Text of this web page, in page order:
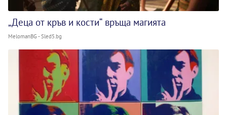
„Деца от кръв и кости“ връща магията
MelomanBG - Sled5.bg